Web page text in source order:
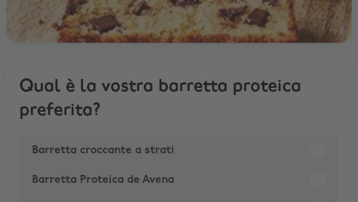
Qual è la vostra barretta proteica
preferita?
Barretta croccante a strati
Barretta Proteica de Avena